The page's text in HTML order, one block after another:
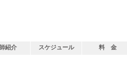
紹介 スケジュール 料 金